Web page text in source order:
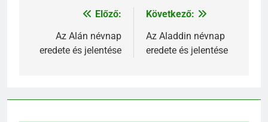
Bejegyzés
navigáció
Előző:
Az Alán névnap
eredete és jelentése
Következő:
Az Aladdin névnap
eredete és jelentése